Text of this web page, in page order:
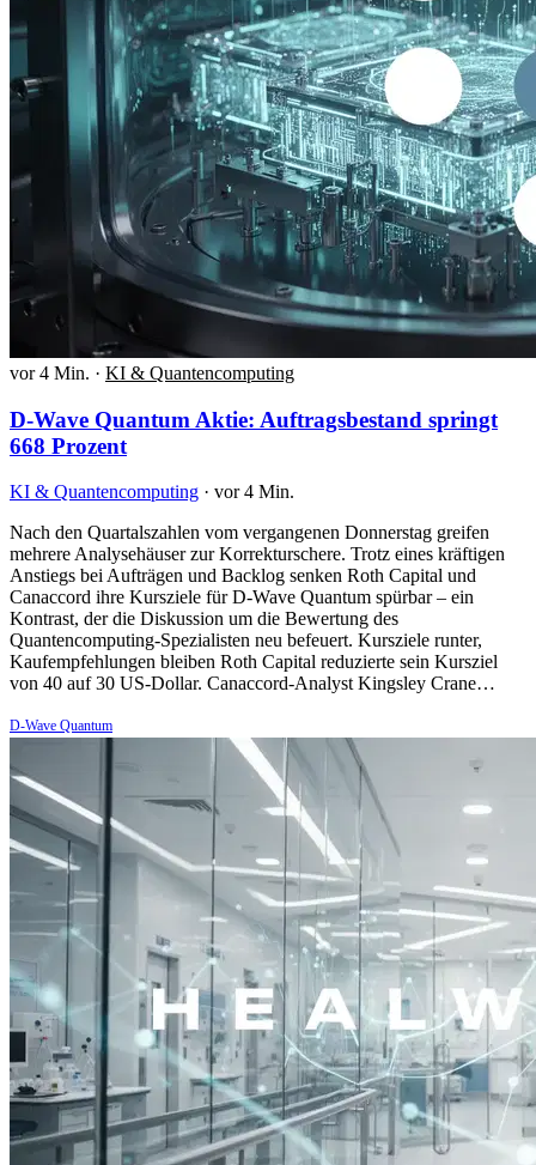
vor 4 Min. · KI & Quantencomputing
D-Wave Quantum Aktie: Auftragsbestand springt
668 Prozent
KI & Quantencomputing · vor 4 Min.
Nach den Quartalszahlen vom vergangenen Donnerstag greifen
mehrere Analysehäuser zur Korrekturschere. Trotz eines kräftigen
Anstiegs bei Aufträgen und Backlog senken Roth Capital und
Canaccord ihre Kursziele für D-Wave Quantum spürbar – ein
Kontrast, der die Diskussion um die Bewertung des
Quantencomputing-Spezialisten neu befeuert. Kursziele runter,
Kaufempfehlungen bleiben Roth Capital reduzierte sein Kursziel
von 40 auf 30 US-Dollar. Canaccord-Analyst Kingsley Crane…
D-Wave Quantum